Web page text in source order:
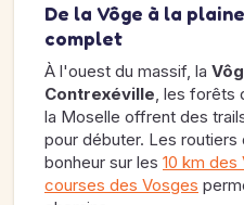
De la Vôge à la
complet
À l'ouest du massif, la
Contrexéville, les forêts
la Moselle offrent des
pour débuter. Les
bonheur sur les 10 km des
courses des Vosges